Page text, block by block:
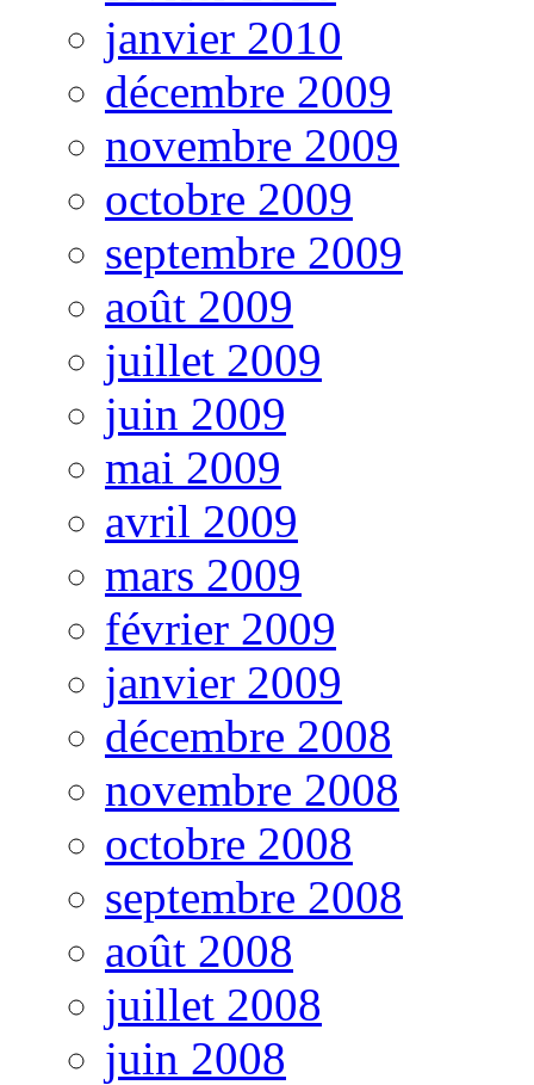
janvier 2010
décembre 2009
novembre 2009
octobre 2009
septembre 2009
août 2009
juillet 2009
juin 2009
mai 2009
avril 2009
mars 2009
février 2009
janvier 2009
décembre 2008
novembre 2008
octobre 2008
septembre 2008
août 2008
juillet 2008
juin 2008